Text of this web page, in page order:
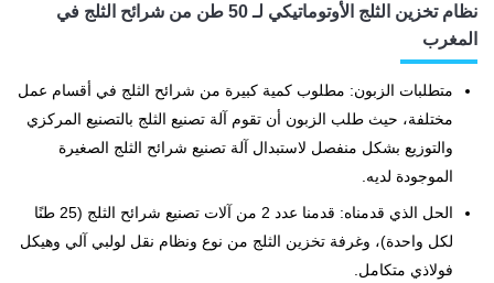
نظام تخزين الثلج الأوتوماتيكي لـ 50 طن من شرائح الثلج في
المغرب
متطلبات الزبون: مطلوب كمية كبيرة من شرائح الثلج في أقسام عمل
مختلفة، حيث طلب الزبون أن تقوم آلة تصنيع الثلج بالتصنيع المركزي
والتوزيع بشكل منفصل لاستبدال آلة تصنيع شرائح الثلج الصغيرة
الموجودة لديه.
الحل الذي قدمناه: قدمنا عدد 2 من آلات تصنيع شرائح الثلج (25 طنًا
لكل واحدة)، وغرفة تخزين الثلج من نوع ونظام نقل لولبي آلي وهيكل
فولاذي متكامل.